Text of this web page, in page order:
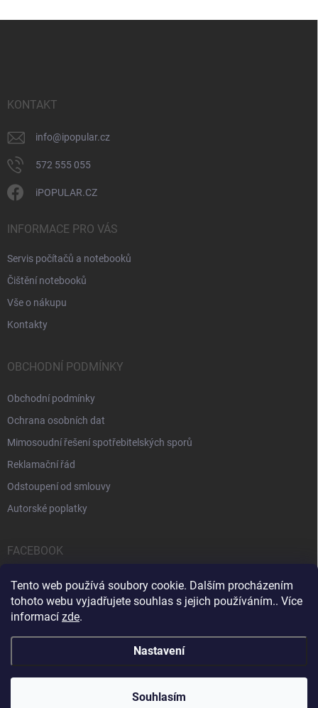
Tento web používá soubory cookie. Dalším procházením
tohoto webu vyjadřujete souhlas s jejich používáním.. Více
informací zde.
Nastavení
Souhlasím
KONTAKT
info@ipopular.cz
572 555 055
iPOPULAR.CZ
INFORMACE PRO VÁS
Servis počítačů a notebooků
Čištění notebooků
Vše o nákupu
Kontakty
OBCHODNÍ PODMÍNKY
Obchodní podmínky
Ochrana osobních dat
Mimosoudní řešení spotřebitelských sporů
Reklamační řád
Odstoupení od smlouvy
Autorské poplatky
FACEBOOK
Servis počítačů a notebooků Čištění notebooků Kontakty
iPOPULAR.CZ . Všechna práva vyhrazena.